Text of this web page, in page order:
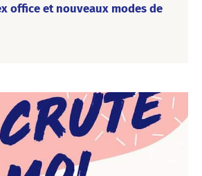
office et nouveaux modes de
qui a bien changé.